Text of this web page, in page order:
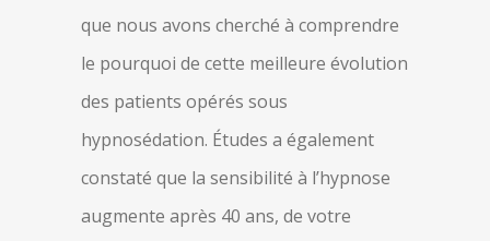
que nous avons cherché à comprendre
le pourquoi de cette meilleure évolution
des patients opérés sous
hypnosédation. Études a également
constaté que la sensibilité à l’hypnose
augmente après 40 ans, de votre